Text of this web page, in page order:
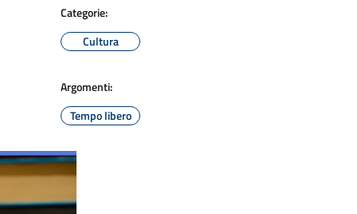
Categorie:
Cultura
Argomenti:
Tempo libero